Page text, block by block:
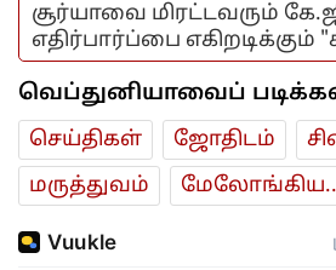
சூர்யாவை மிரட்டவரும்
எதிர்பார்ப்பை எகிறடிக்கும்
வெப்துனியாவைப்
செய்திகள் ஜோ‌திட‌ம்
மரு‌த்துவ‌ம்
மேலோங்கிய..